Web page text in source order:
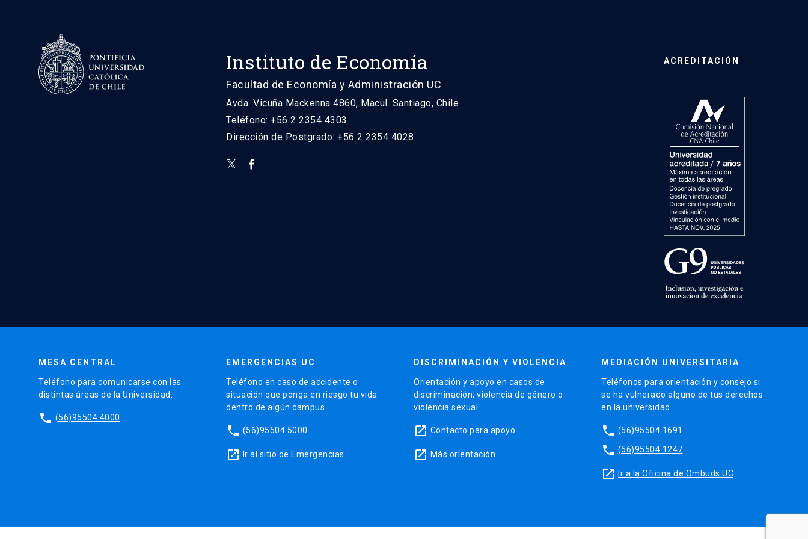
Instituto de Economía
Facultad de Economía y Administración UC
Avda. Vicuña Mackenna 4860, Macul. Santiago, Chile
Teléfono: +56 2 2354 4303
Dirección de Postgrado: +56 2 2354 4028
ACREDITACIÓN
MESA CENTRAL
Teléfono para comunicarse con las
distintas áreas de la Universidad.
phone (56)95504 4000
EMERGENCIAS UC
Teléfono en caso de accidente o
situación que ponga en riesgo tu vida
dentro de algún campus.
phone (56)95504 5000
launch Ir al sitio de Emergencias
DISCRIMINACIÓN Y VIOLENCIA
Orientación y apoyo en casos de
discriminación, violencia de género o
violencia sexual.
launch Contacto para apoyo
launch Más orientación
MEDIACIÓN UNIVERSITARIA
Teléfonos para orientación y consejo si
se ha vulnerado alguno de tus derechos
en la universidad.
phone (56)95504 1691
phone (56)95504 1247
launch Ir a la Oficina de Ombuds UC